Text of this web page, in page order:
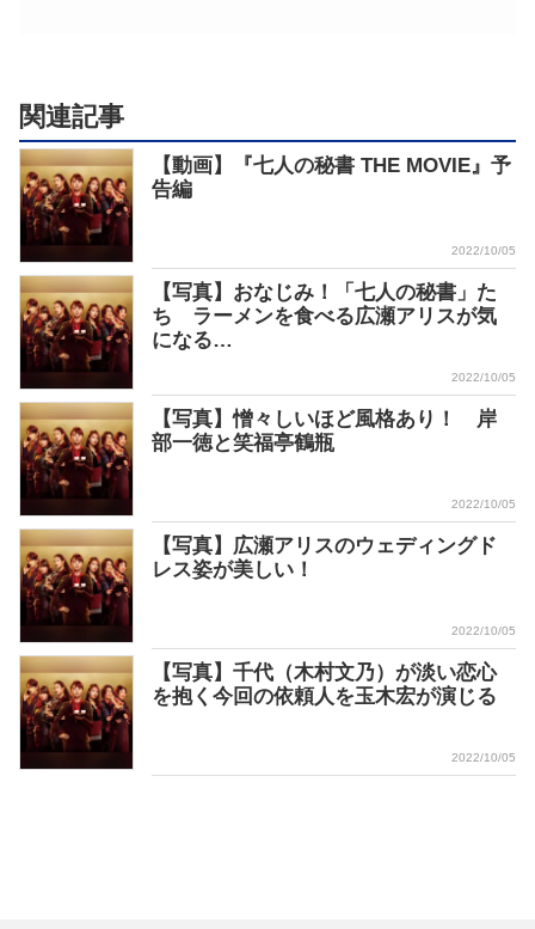
関連記事
【動画】『七人の秘書 THE MOVIE』予
告編
2022/10/05
【写真】おなじみ！「七人の秘書」た
ち ラーメンを食べる広瀬アリスが気
になる…
2022/10/05
【写真】憎々しいほど風格あり！ 岸
部一徳と笑福亭鶴瓶
2022/10/05
【写真】広瀬アリスのウェディングド
レス姿が美しい！
2022/10/05
【写真】千代（木村文乃）が淡い恋心
を抱く今回の依頼人を玉木宏が演じる
2022/10/05